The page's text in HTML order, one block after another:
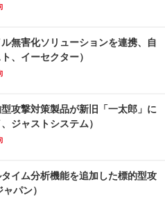
無害化ソリューションを連携、自
、イーセクター）
攻撃対策製品が新旧「一太郎」に
ジャストシステム）
イム分析機能を追加した標的型攻
パン）